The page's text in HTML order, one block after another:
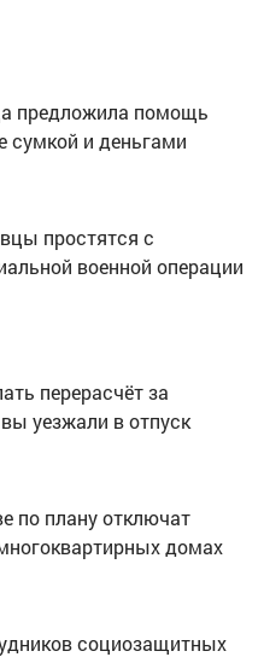
предложила помощь
сумкой и деньгами
простятся с
военной операции
перерасчёт за
уезжали в отпуск
по плану отключат
домах
социозащитных